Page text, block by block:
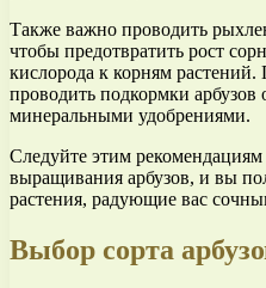
Также важно проводить
чтобы предотвратить рост
кислорода к корням
проводить подкормки
минеральными удобрениями.
Следуйте этим
выращивания арбузов, и вы
растения, радующие вас
Выбор сорта